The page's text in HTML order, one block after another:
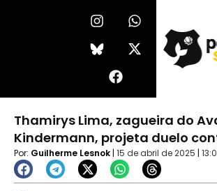
I
n
s
t
r
m
W
h
a
t
p
X
-
t
w
t
r
b
o
o
Thamirys Lima, zagueira do
Kindermann, projeta duelo
Por: Guilherme Lesnok | 15 de abril de 2025 |